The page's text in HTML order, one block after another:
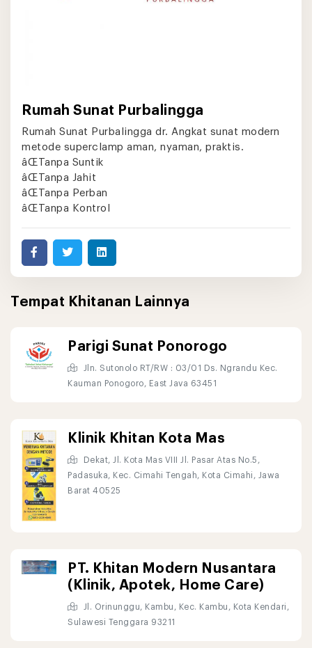
Rumah Sunat Purbalingga
Rumah Sunat Purbalingga dr. Angkat sunat modern
metode superclamp aman, nyaman, praktis.
âŒTanpa Suntik
âŒTanpa Jahit
âŒTanpa Perban
âŒTanpa Kontrol
Tempat Khitanan Lainnya
Parigi Sunat Ponorogo
Jln. Sutonolo RT/RW : 03/01 Ds. Ngrandu Kec.
Kauman Ponogoro, East Java 63451
Klinik Khitan Kota Mas
Dekat, Jl. Kota Mas VIII Jl. Pasar Atas No.5,
Padasuka, Kec. Cimahi Tengah, Kota Cimahi, Jawa
Barat 40525
PT. Khitan Modern Nusantara
(Klinik, Apotek, Home Care)
Jl. Orinunggu, Kambu, Kec. Kambu, Kota Kendari,
Sulawesi Tenggara 93211